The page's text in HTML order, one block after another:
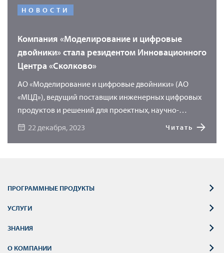
Актуальных материалов) для хранения и обработки
программы «УМКА» позволяет перейти на новый
уровень сквозного проектирования, где точкой
начала проектирования является материал.
НОВОСТИ
Компания «Моделирование и цифровые
двойники» стала резидентом Инновационного
Центра «Сколково»
АО «Моделирование и цифровые двойники» (АО
«МЦД»), ведущий поставщик инженерных цифровых
продуктов и решений для проектных, научно-
исследовательских и производственных
22 декабря, 2023 Читать
ПРОГРАММНЫЕ ПРОДУКТЫ
УСЛУГИ
ЗНАНИЯ
О КОМПАНИИ